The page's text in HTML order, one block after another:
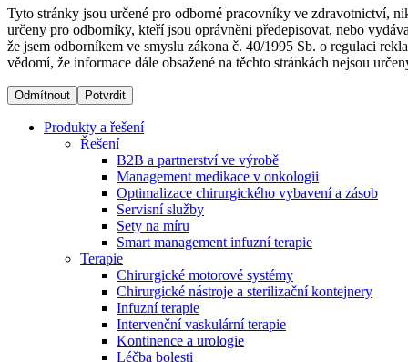
Péče o rány
Péče o stomii
Prevence a kontrola infekcí
Uzavírání ran
Terapie
Registrace k odběru newsletteru
Společnost
Odpovědnost
Tyto stránky jsou určené pro odborné pracovníky ve zdravotnictví,
určeny pro odborníky, kteří jsou oprávněni předepisovat, nebo
že jsem odborníkem ve smyslu zákona č. 40/1995 Sb. o regulaci
vědomí, že informace dále obsažené na těchto stránkách nejsou
Odmítnout Potvrdit
Produkty a řešení
Řešení
B2B a partnerství ve výrobě
Management medikace v onkologii
Optimalizace chirurgického vybavení a zásob
Servisní služby
Sety na míru
Smart management infuzní terapie​
Terapie
Chirurgické motorové systémy
Chirurgické nástroje a sterilizační kontejnery
Infuzní terapie
Intervenční vaskulární terapie
Kontinence a urologie
Léčba bolesti